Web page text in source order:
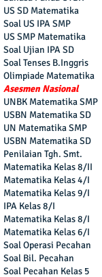
US SD Matematika
Soal US IPA SMP
US SMP Matematika
Soal Ujian IPA SD
Soal Tenses B.Inggris
Olimpiade Matematika
Asesmen Nasional
UNBK Matematika SMP
USBN Matematika SD
UN Matematika SMP
USBN Matematika SD
Penilaian Tgh. Smt.
Matematika Kelas 8/II
Matematika Kelas 4/I
Matematika Kelas 9/I
IPA Kelas 8/I
Matematika Kelas 8/I
Matematika Kelas 6/I
Soal Operasi Pecahan
Soal Bil. Pecahan
Soal Pecahan Kelas 5